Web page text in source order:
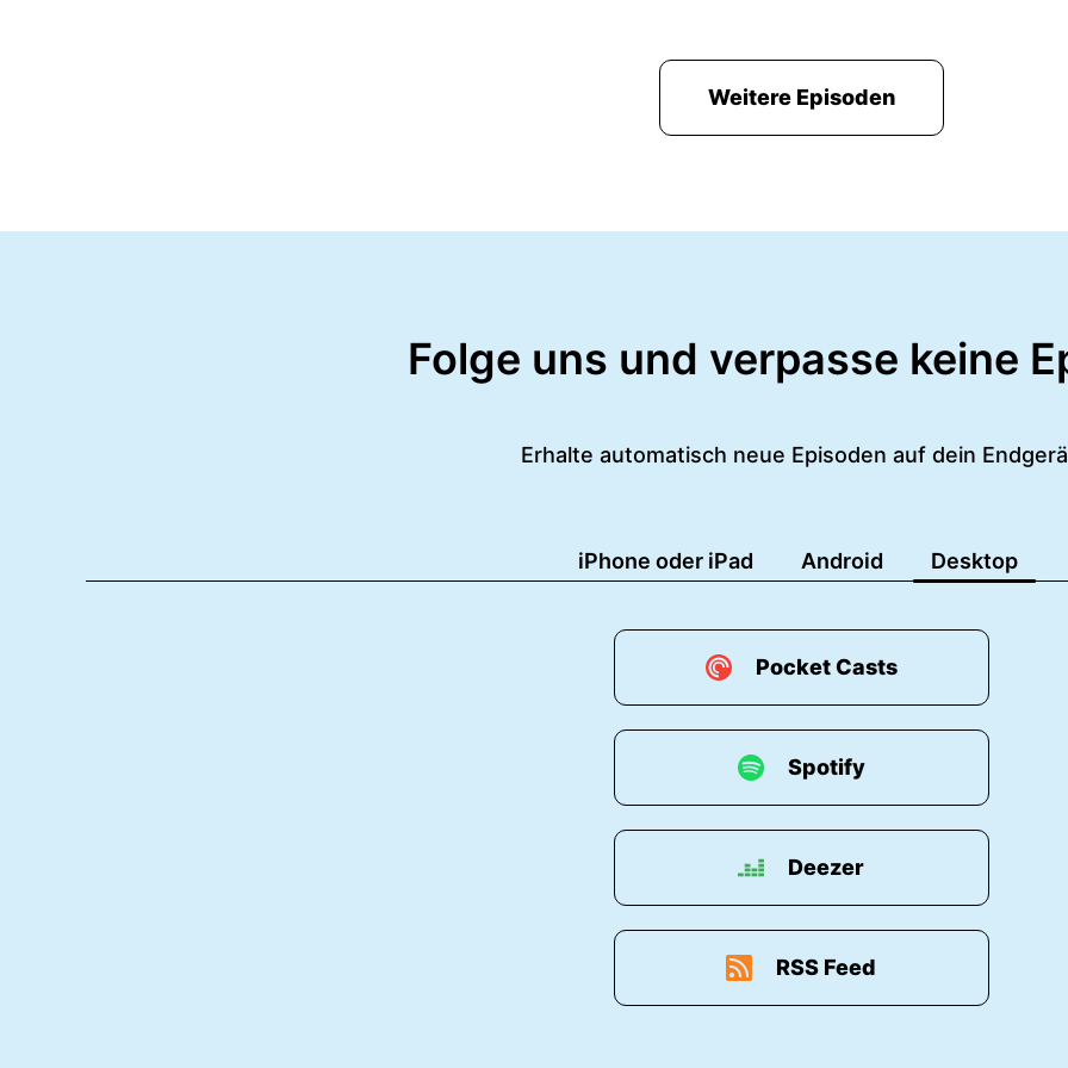
Weitere Episoden
Folge uns und verpasse keine
Erhalte automatisch neue Episoden auf dein
iPhone oder iPad Android Desktop
Pocket Casts
Spotify
Deezer
RSS Feed